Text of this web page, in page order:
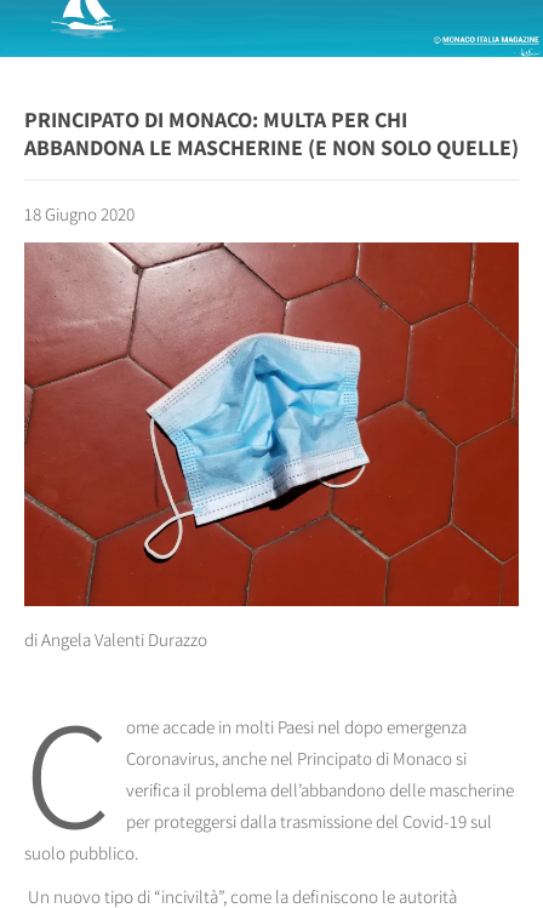
PRINCIPATO DI MONACO: MULTA PER CHI
ABBANDONA LE MASCHERINE (E NON SOLO QUELLE)
18 Giugno 2020
di Angela Valenti Durazzo
C
ome accade in molti Paesi nel dopo emergenza
Coronavirus, anche nel Principato di Monaco si
verifica il problema dell’abbandono delle mascherine
per proteggersi dalla trasmissione del Covid-19 sul
suolo pubblico.
Un nuovo tipo di “inciviltà”, come la definiscono le autorità